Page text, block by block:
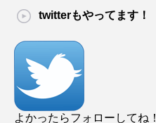
twitterもやってます！
よかったらフォローしてね！